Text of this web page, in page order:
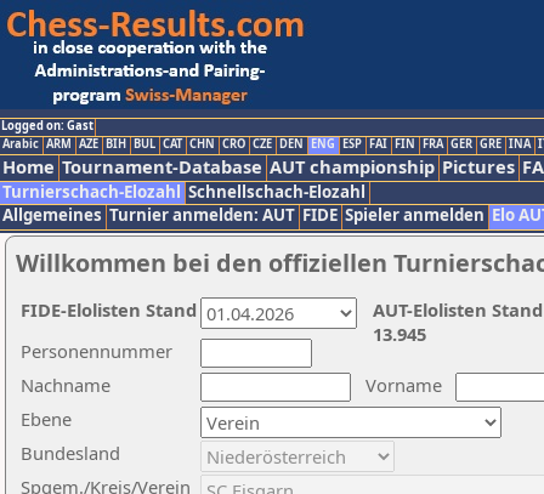
Logged on: Gast
Arabic ARM AZE BIH BUL CAT CHN CRO CZE DEN ENG ESP FAI FIN FRA GER GRE INA
Home Tournament-Database AUT championship Pictures
Turnierschach-Elozahl Schnellschach-Elozahl
Allgemeines Turnier anmelden: AUT FIDE Spieler anmelden Elo
Willkommen bei den offiziellen
Nachname
Vorname
Ebene
Personennummer
Bundesland
Spgem./Kreis/Verein
AUT-Elolisten
13.945
FIDE-Elolisten Stand